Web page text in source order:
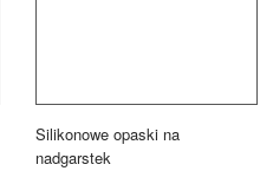
Silikonowe opaski na
nadgarstek